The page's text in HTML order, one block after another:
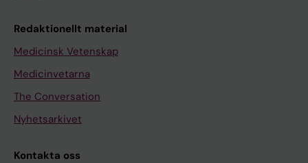
Redaktionellt material
Medicinsk Vetenskap
Medicinvetarna
The Conversation
Nyhetsarkivet
Kontakta oss